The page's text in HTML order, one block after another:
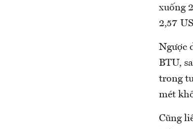
xuống
2,57
Ngược
BTU,
trong
mét
Cũng